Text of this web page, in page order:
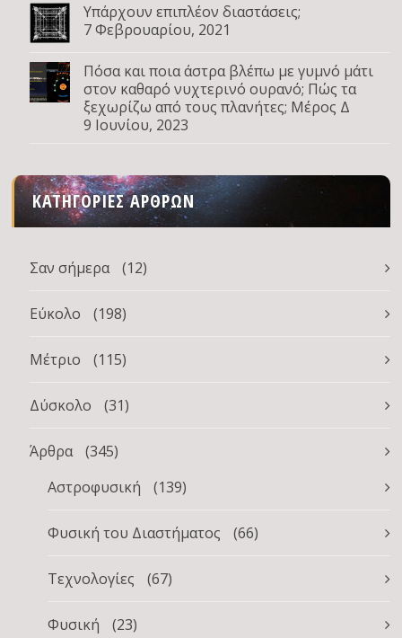
Υπάρχουν επιπλέον διαστάσεις;
7 Φεβρουαρίου, 2021
Πόσα και ποια άστρα βλέπω με γυμνό μάτι
στον καθαρό νυχτερινό ουρανό; Πώς τα
ξεχωρίζω από τους πλανήτες; Μέρος Δ
9 Ιουνίου, 2023
ΚΑΤΗΓΟΡΊΕΣ ΆΡΘΡΩΝ
Σαν σήμερα (12)
Εύκολο (198)
Μέτριο (115)
Δύσκολο (31)
Άρθρα
(345)
Αστροφυσική
(139)
Φυσική του Διαστήματος (66)
Τεχνολογίες (67)
Φυσική (23)